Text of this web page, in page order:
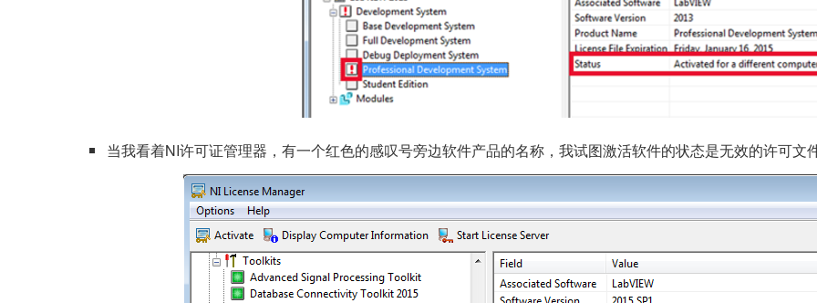
当我看着NI许可证管理器，有一个红色的感叹号旁边软件产品的名称，我试图激活软件的状态是无效的许可文